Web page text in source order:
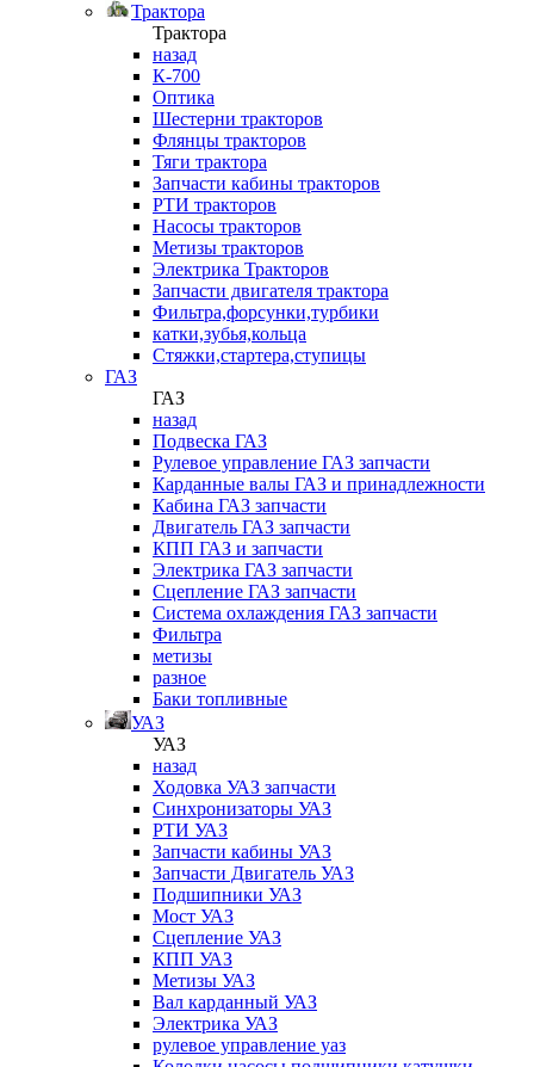
Трактора
Трактора
назад
К-700
Оптика
Шестерни тракторов
Флянцы тракторов
Тяги трактора
Запчасти кабины тракторов
РТИ тракторов
Насосы тракторов
Метизы тракторов
Электрика Тракторов
Запчасти двигателя трактора
Фильтра,форсунки,турбики
катки,зубья,кольца
Стяжки,стартера,ступицы
ГАЗ
ГАЗ
назад
Подвеска ГАЗ
Рулевое управление ГАЗ запчасти
Карданные валы ГАЗ и принадлежности
Кабина ГАЗ запчасти
Двигатель ГАЗ запчасти
КПП ГАЗ и запчасти
Электрика ГАЗ запчасти
Сцепление ГАЗ запчасти
Система охлаждения ГАЗ запчасти
Фильтра
метизы
разное
Баки топливные
УАЗ
УАЗ
назад
Ходовка УАЗ запчасти
Синхронизаторы УАЗ
РТИ УАЗ
Запчасти кабины УАЗ
Запчасти Двигатель УАЗ
Подшипники УАЗ
Мост УАЗ
Сцепление УАЗ
КПП УАЗ
Метизы УАЗ
Вал карданный УАЗ
Электрика УАЗ
рулевое управление уаз